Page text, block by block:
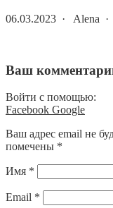
06.03.2023 · Alena
Ваш
Войти с помощью:
Facebook Google
Ваш адрес email не
помечены *
Имя *
Email *